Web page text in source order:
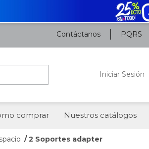
Contáctanos PQRS
Iniciar Sesión
comprar Nuestros catálogos
/ 2 Soportes adapter